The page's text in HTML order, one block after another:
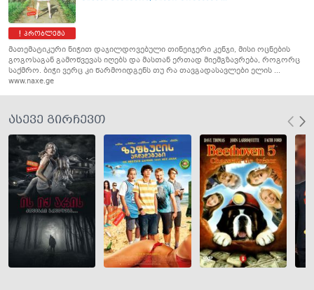
პრობლემა
მათემატიკური ნიჭით დაჯილდოვებული თინეიჯერი კენჯი, მისი ოცნების
გოგოსაგან გამოწვევას იღებს და მასთან ერთად მიემგზავრება, როგორც
საქმრო. ბიჭი ვერც კი წარმოიდგენს თუ რა თავგადასავლები ელის ...
www.naxe.ge
ასევე გირჩევთ